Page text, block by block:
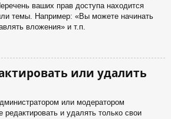
ваших прав доступа находится
темы. Например: «Вы можете начинать
вложения» и т.п.
или удалить
или модератором
и удалять только свои